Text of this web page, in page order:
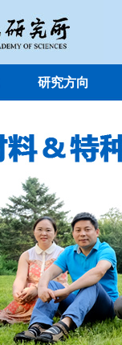
研究方向